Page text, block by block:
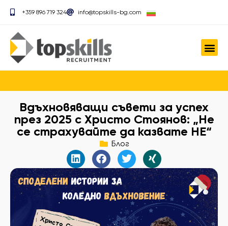
+359 896 719 324 info@topskills-bg.com
Вдъхновяващи съвети за успех
през 2025 с Христо Стоянов: „Не
се страхувайте да казвате НЕ“
Блог